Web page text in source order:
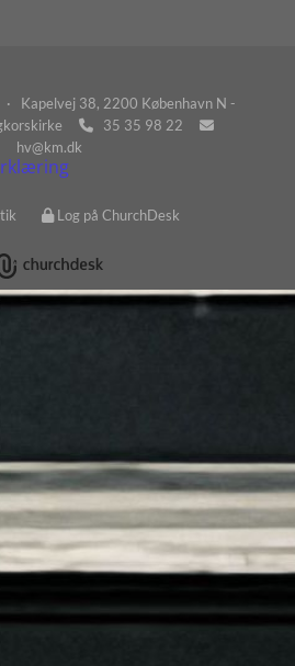
Kapelvej 38, 2200 København N -
 35 35 98 22 
hv@km.dk
Log på ChurchDesk